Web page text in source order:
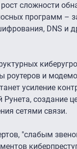
сложности
программ –
DNS и
роутеров и
усиление
Рунета, создание
сетями связи.
"слабым